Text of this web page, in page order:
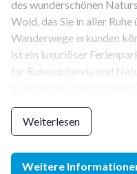
des wunderschönen
Wold, das Sie in aller
Wanderwege erkunden
ist ein luxuriöser
für Ruhesuchende und
Annehmlichkeiten wie
sogar einem Whirlpool.
großen Garten, der oft an
grenzt und so Ruhe und
Weiterlesen
Weitere